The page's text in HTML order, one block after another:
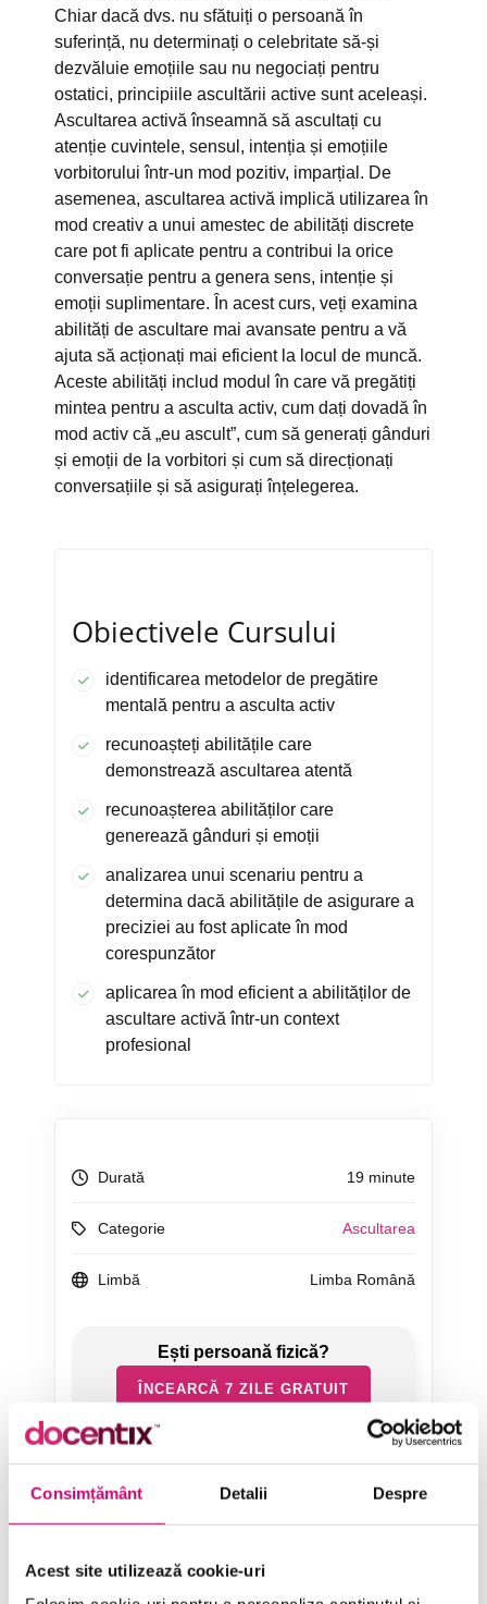
Consimțământ Detalii Despre
Acest site utilizează cookie-uri
Chiar dacă dvs. nu sfătuiți o persoană în
suferință, nu determinați o celebritate să-și
dezvăluie emoțiile sau nu negociați pentru
ostatici, principiile ascultării active sunt aceleași.
Ascultarea activă înseamnă să ascultați cu
atenție cuvintele, sensul, intenția și emoțiile
vorbitorului într-un mod pozitiv, imparțial. De
asemenea, ascultarea activă implică utilizarea în
mod creativ a unui amestec de abilități discrete
care pot fi aplicate pentru a contribui la orice
conversație pentru a genera sens, intenție și
emoții suplimentare. În acest curs, veți examina
abilități de ascultare mai avansate pentru a vă
ajuta să acționați mai eficient la locul de muncă.
Aceste abilități includ modul în care vă pregătiți
mintea pentru a asculta activ, cum dați dovadă în
mod activ că „eu ascult”, cum să generați gânduri
și emoții de la vorbitori și cum să direcționați
conversațiile și să asigurați înțelegerea.
Obiectivele Cursului
identificarea metodelor de pregătire
mentală pentru a asculta activ
recunoașteți abilitățile care
demonstrează ascultarea atentă
recunoașterea abilităților care
generează gânduri și emoții
analizarea unui scenariu pentru a
determina dacă abilitățile de asigurare a
preciziei au fost aplicate în mod
corespunzător
aplicarea în mod eficient a abilităților de
ascultare activă într-un context
profesional
Durată 19 minute
Categorie Ascultarea
Limbă Limba Română
ÎNCEARCĂ 7 ZILE GRATUIT
SOLICITĂ OFERTĂ